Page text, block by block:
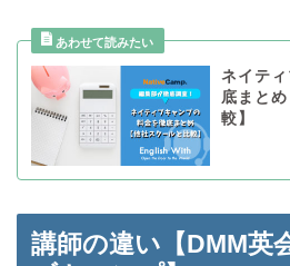
ネイテ
底まと
較】
講師の違い【DMM英